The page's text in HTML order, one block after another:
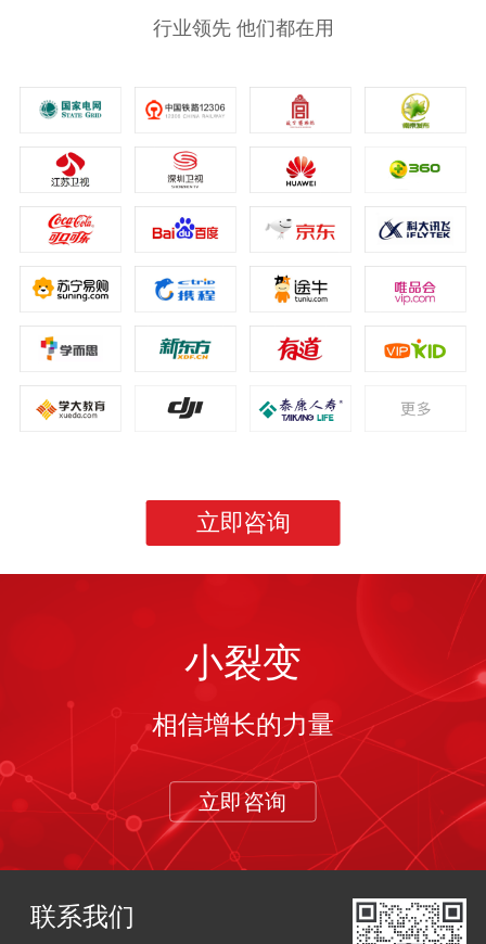
行业领先 他们都在用
立即咨询
小裂变
相信增长的力量
立即咨询
联系我们